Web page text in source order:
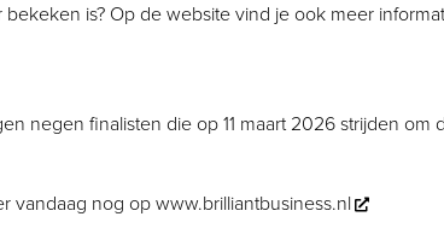
is? Op de website vind je ook meer
negen finalisten die op 11 maart 2026 strijden om
vandaag nog op www.brilliantbusiness.nl